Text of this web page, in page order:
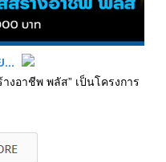
งอาชีพ พลัส” เป็นโครงการ